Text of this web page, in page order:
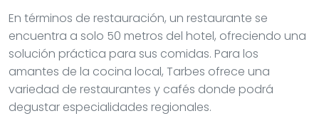
En términos de restauración, un restaurante se
encuentra a solo 50 metros del hotel, ofreciendo una
solución práctica para sus comidas. Para los
amantes de la cocina local, Tarbes ofrece una
variedad de restaurantes y cafés donde podrá
degustar especialidades regionales.